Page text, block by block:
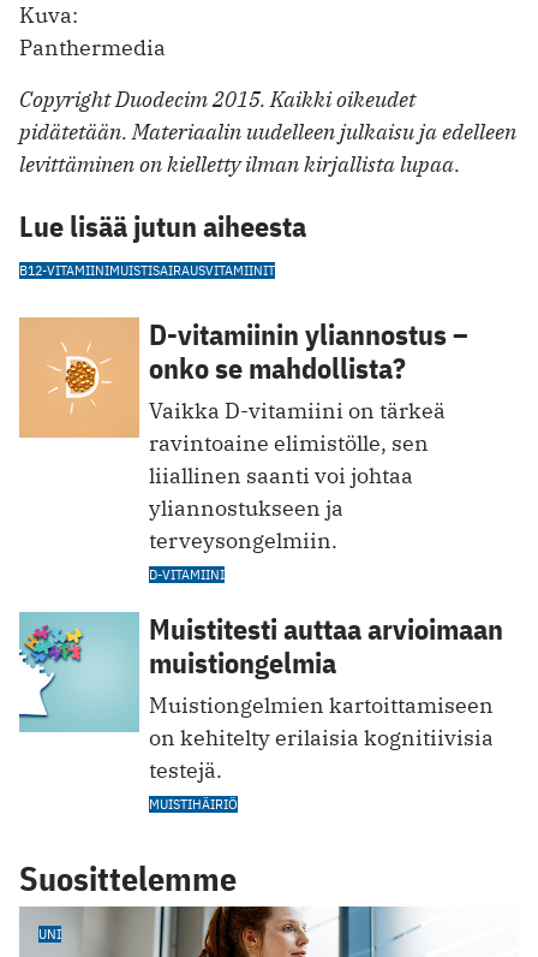
Kuva:
Panthermedia
Copyright Duodecim 2015. Kaikki oikeudet
pidätetään. Materiaalin uudelleen julkaisu ja edelleen
levittäminen on kielletty ilman kirjallista lupaa.
Lue lisää jutun aiheesta
B12-VITAMIINIMUISTISAIRAUSVITAMIINIT
D-vitamiinin yliannostus –
onko se mahdollista?
Vaikka D-vitamiini on tärkeä
ravintoaine elimistölle, sen
liiallinen saanti voi johtaa
yliannostukseen ja
terveysongelmiin.
D-VITAMIINI
Muistitesti auttaa arvioimaan
muistiongelmia
Muistiongelmien kartoittamiseen
on kehitelty erilaisia kognitiivisia
testejä.
MUISTIHÄIRIÖ
Suosittelemme
UNI